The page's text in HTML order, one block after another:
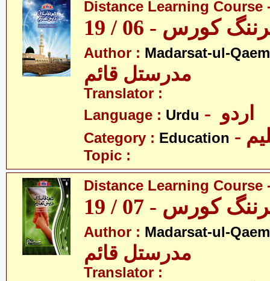
Distance Learning Course
کورس - 06 / 19
Author : Madarsat-ul-
مدرستل قائم
Translator :
Language : Urdu
Category : Education
Topic :
Distance Learning Course
کورس - 07 / 19
Author : Madarsat-ul-
مدرستل قائم
Translator :